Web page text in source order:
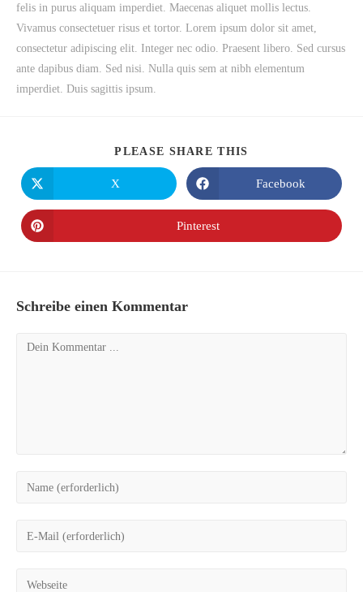
felis in purus aliquam imperdiet. Maecenas aliquet mollis lectus.
Vivamus consectetuer risus et tortor. Lorem ipsum dolor sit amet,
consectetur adipiscing elit. Integer nec odio. Praesent libero. Sed cursus
ante dapibus diam. Sed nisi. Nulla quis sem at nibh elementum
imperdiet. Duis sagittis ipsum.
PLEASE SHARE THIS
X Facebook
Pinterest
Schreibe einen Kommentar